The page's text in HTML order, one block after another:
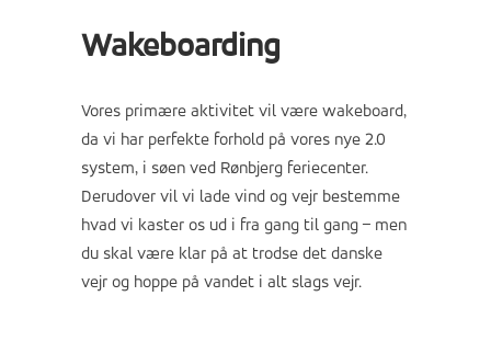
Wakeboarding
Vores primære aktivitet vil være wakeboard,
da vi har perfekte forhold på vores nye 2.0
system, i søen ved Rønbjerg feriecenter.
Derudover vil vi lade vind og vejr bestemme
hvad vi kaster os ud i fra gang til gang – men
du skal være klar på at trodse det danske
vejr og hoppe på vandet i alt slags vejr.